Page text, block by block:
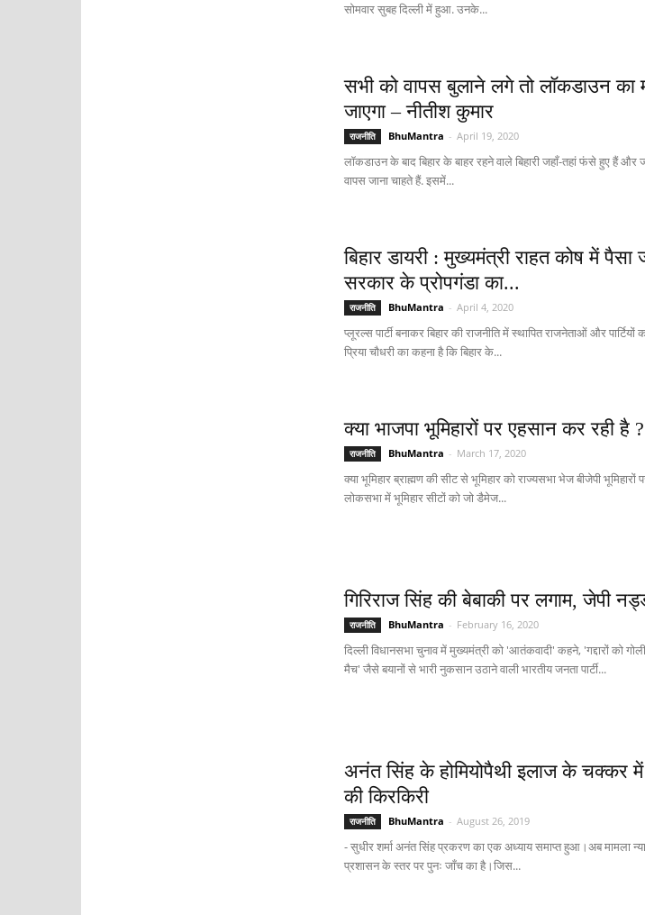
सोमवार सुबह दिल्ली में हुआ. उनके...
सभी को वापस बुलाने लगे तो लॉकडाउन
जाएगा – नीतीश कुमार
राजनीति BhuMantra - April 19, 2020
लॉकडाउन के बाद बिहार के बाहर रहने वाले बिहारी जहाँ-तहां फंसे हुए हैं
वापस जाना चाहते हैं. इसमें...
बिहार डायरी : मुख्यमंत्री राहत कोष में पैसा
सरकार के प्रोपगंडा का...
राजनीति BhuMantra - April 4, 2020
प्लूरल्स पार्टी बनाकर बिहार की राजनीति में स्थापित राजनेताओं और पार्टियों
प्रिया चौधरी का कहना है कि बिहार के...
क्या भाजपा भूमिहारों पर एहसान कर रही है ?
राजनीति BhuMantra - March 17, 2020
क्या भूमिहार ब्राह्मण की सीट से भूमिहार को राज्यसभा भेज बीजेपी
लोकसभा में भूमिहार सीटों को जो डैमेज...
गिरिराज सिंह की बेबाकी पर लगाम, जेपी
राजनीति BhuMantra - February 16, 2020
दिल्ली विधानसभा चुनाव में मुख्यमंत्री को 'आतंकवादी' कहने, 'गद्दारों को
मैच' जैसे बयानों से भारी नुकसान उठाने वाली भारतीय जनता पार्टी...
अनंत सिंह के होमियोपैथी इलाज के चक्कर में
की किरकिरी
राजनीति BhuMantra - August 26, 2019
- सुधीर शर्मा अनंत सिंह प्रकरण का एक अध्याय समाप्त हुआ।अब मामला
प्रशासन के स्तर पर पुनः जाँच का है।जिस...